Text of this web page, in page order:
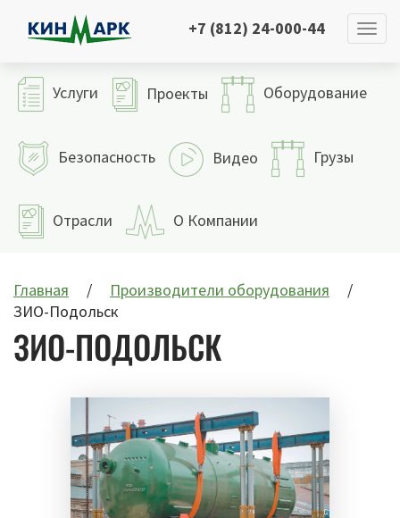
+7 (812) 24-000-44
Услуги Проекты Оборудование
Безопасность Видео Грузы
Отрасли О Компании
Главная
Производители оборудования
ЗИО-Подольск
ЗИО-ПОДОЛЬСК